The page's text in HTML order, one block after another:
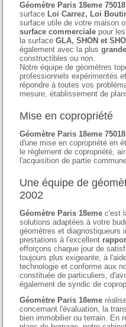
Géomètre Paris 18eme 75018
surface Loi Carrez, Loi
surface utile de votre maison
surface commerciale pour
la surfaceGLA, SHON et
également avec la plus
constructibles ou non.
Notre équipe de géomètres
professionnels expérimentés
répondre à toutes vos
mesure, établissement de
Mise en copropriété
Géomètre Paris 18eme 75018
d'une mise en copropriété en
le règlement de copropriété,
l'acquisition de partie
Une équipe de
2002
Géomètre Paris 18eme c'est
solutions adaptées à votre
géomètres et diagnostiqueurs
prestations à l'excellent
efforçons chaque jour de
toujours plus exigeante, à
technologie et conforme aux
constituée de particuliers,
également de syndic de
Géomètre Paris 18eme
concernant l'évaluation, la
bien immobilier ou terrain. En